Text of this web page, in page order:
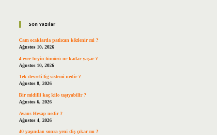
Son Yazılar
Cam ocaklarda patlıcan közlenir mi ?
Ağustos 10, 2026
4 evre beyin tümörü ne kadar yaşar ?
Ağustos 10, 2026
Tek devreli lig sistemi nedir ?
Ağustos 8, 2026
Bir midilli kaç kilo taşıyabilir ?
Ağustos 6, 2026
Avans Hesap nedir ?
Ağustos 4, 2026
40 yaşından sonra yeni diş çıkar mı ?